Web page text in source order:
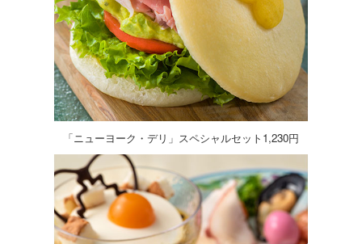
「ニューヨーク・デリ」スペシャルセット1,230円